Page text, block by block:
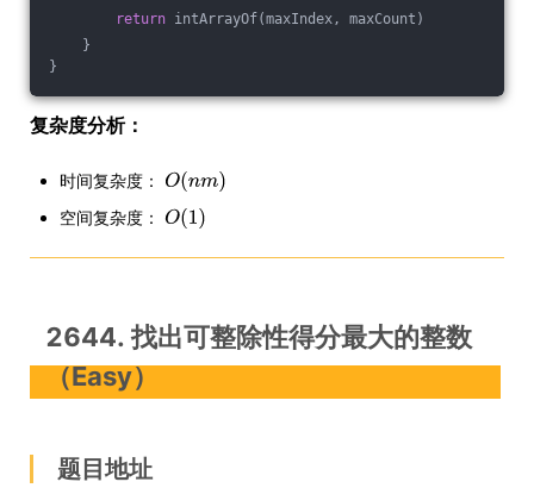
return intArrayOf(maxIndex, maxCount)
}
}
复杂度分析：
时间复杂度：
空间复杂度：
2644. 找出可整除性得分最大的整数
（Easy）
题目地址